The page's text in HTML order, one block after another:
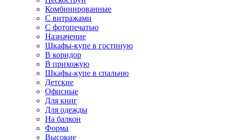
Комбинированные
С витражами
С фотопечатью
Назначение
Шкафы-купе в гостиную
В коридор
В прихожую
Шкафы-купе в спальню
Детские
Офисные
Для книг
Для одежды
На балкон
Форма
Высокие